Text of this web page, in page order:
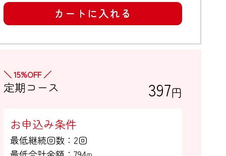
カートに入れる
＼ 15%OFF ／
定期コース 397円
お申込み条件
最低継続回数：2回